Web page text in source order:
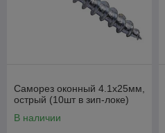
Саморез оконный 4.1х25мм,
острый (10шт в зип-локе)
В наличии